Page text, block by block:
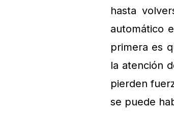
hasta
automático
primera es
la atención
pierden
se puede